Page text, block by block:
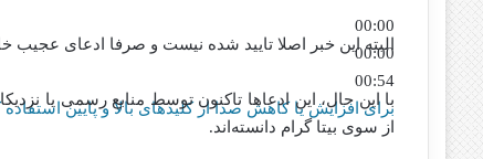
00:00
00:00
00:54
برای افزایش یا کاهش صدا از کلیدهای بالا و پایین استفاده
البته این خبر اصلا تایید شده نیست و صرفا ادعای عجیب
با این حال، این ادعاها تاکنون توسط منابع رسمی یا
از سوی بیتا گرام دانسته‌اند.